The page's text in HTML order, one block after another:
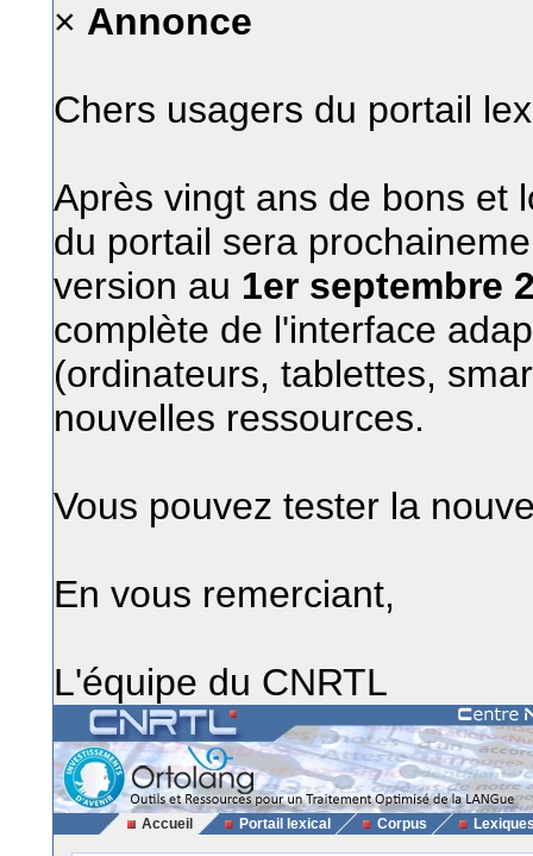
× Annonce
Chers usagers du portail
Après vingt ans de bons et
du portail sera
version au 1er septembre
complète de l'interface
(ordinateurs, tablettes,
nouvelles ressources.
Vous pouvez tester la
En vous remerciant,
L'équipe du CNRTL
Accueil Portail lexical Corpus